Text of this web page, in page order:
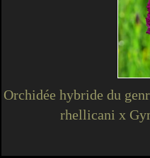
Orchidée hybride du
rhellicani x